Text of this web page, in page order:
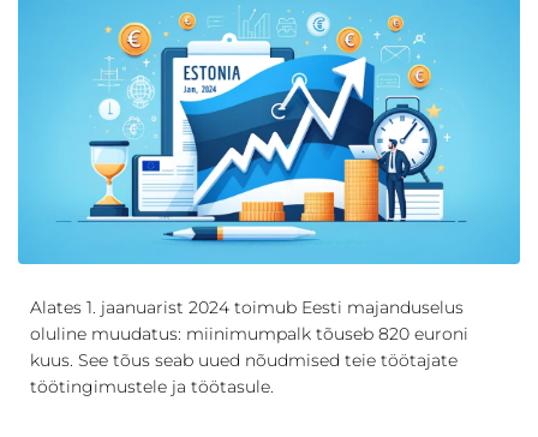
Alates 1. jaanuarist 2024 toimub Eesti majanduselus
oluline muudatus: miinimumpalk tõuseb 820 euroni
kuus. See tõus seab uued nõudmised teie töötajate
töötingimustele ja töötasule.